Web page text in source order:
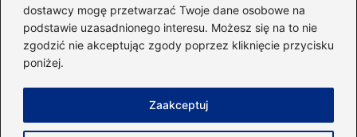
dostawcy mogę przetwarzać Twoje dane osobowe na
podstawie uzasadnionego interesu. Możesz się na to nie
zgodzić nie akceptując zgody poprzez kliknięcie przycisku
poniżej.
Zaakceptuj
Sport(60)
Sprzęt i akcesoria(25)
Suplementy(38)